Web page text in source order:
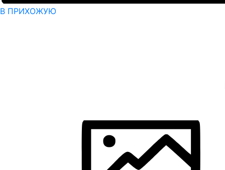
В ПРИХОЖУЮ